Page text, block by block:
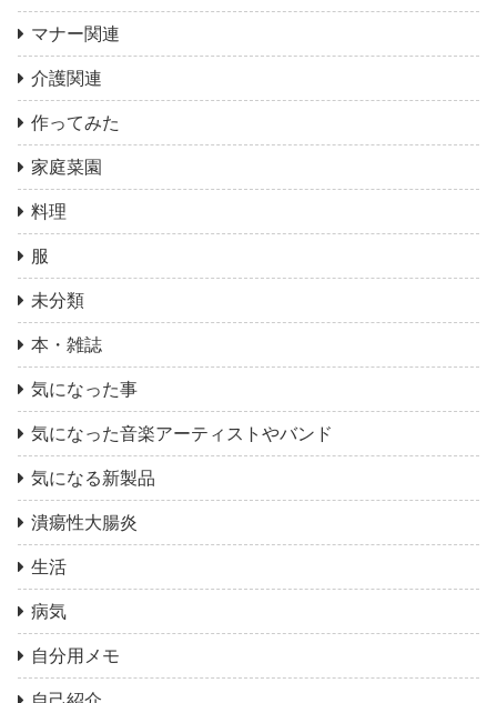
マナー関連
介護関連
作ってみた
家庭菜園
料理
服
未分類
本・雑誌
気になった事
気になった音楽アーティストやバンド
気になる新製品
潰瘍性大腸炎
生活
病気
自分用メモ